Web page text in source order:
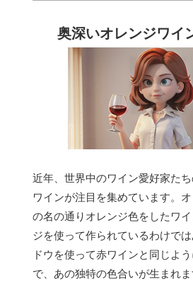
奥深いオレンジワイ
近年、世界中のワイン愛好家た
ワインが注目を集めています。
の名の通りオレンジ色をしたワ
ジを使って作られているわけで
ドウを使って赤ワインと同じよ
で、あの独特の色合いが生まれま